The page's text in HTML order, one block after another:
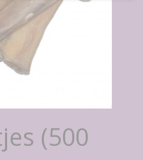
(500